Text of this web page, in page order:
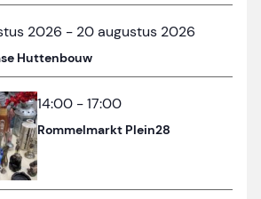
2026 - 20 augustus 2026
Huttenbouw
14:00 -17:00
Rommelmarkt Plein28